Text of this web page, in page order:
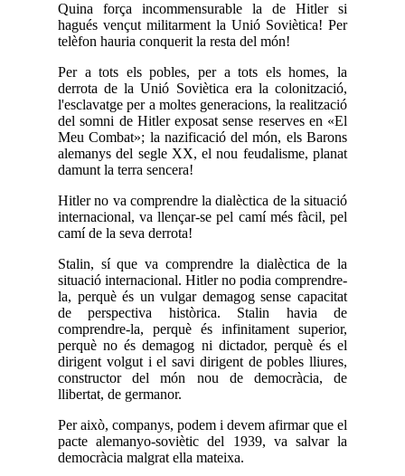
Quina força incommensurable la de Hitler si
hagués vençut militarment la Unió Soviètica! Per
telèfon hauria conquerit la resta del món!
Per a tots els pobles, per a tots els homes, la
derrota de la Unió Soviètica era la colonització,
l'esclavatge per a moltes generacions, la realització
del somni de Hitler exposat sense reserves en «El
Meu Combat»; la nazificació del món, els Barons
alemanys del segle XX, el nou feudalisme, planat
damunt la terra sencera!
Hitler no va comprendre la dialèctica de la situació
internacional, va llençar-se pel camí més fàcil, pel
camí de la seva derrota!
Stalin, sí que va comprendre la dialèctica de la
situació internacional. Hitler no podia comprendre-
la, perquè és un vulgar demagog sense capacitat
de perspectiva històrica. Stalin havia de
comprendre-la, perquè és infinitament superior,
perquè no és demagog ni dictador, perquè és el
dirigent volgut i el savi dirigent de pobles lliures,
constructor del món nou de democràcia, de
llibertat, de germanor.
Per això, companys, podem i devem afirmar que el
pacte alemanyo-soviètic del 1939, va salvar la
democràcia malgrat ella mateixa.